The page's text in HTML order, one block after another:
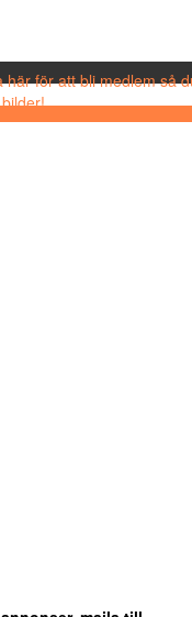
här för att bli medlem så